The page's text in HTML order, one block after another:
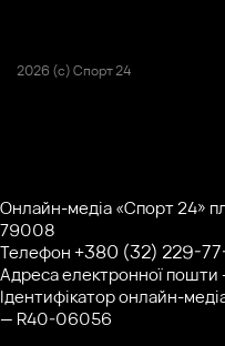
2026 (с) Спорт 24
Онлайн-медіа «Спорт 24»
79008
Телефон +380 (32) 229-
Адреса електронної пошти
Ідентифікатор онлайн-
— R40-06056